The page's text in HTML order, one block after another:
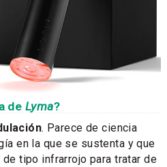
de Lyma?
. Parece de ciencia
en la que se sustenta y que
tipo infrarrojo para tratar de